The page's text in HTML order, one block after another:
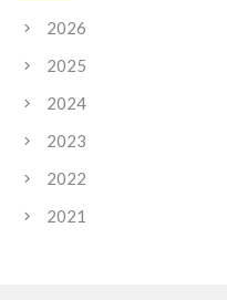
2026
2025
2024
2023
2022
2021